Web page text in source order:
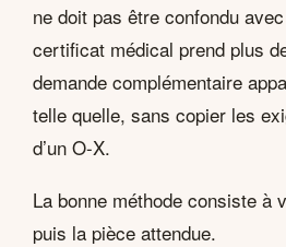
ne doit pas être confondu
certificat médical prend plus
demande complémentaire
telle quelle, sans copier les
d’un O-X.
La bonne méthode consiste à
puis la pièce attendue.